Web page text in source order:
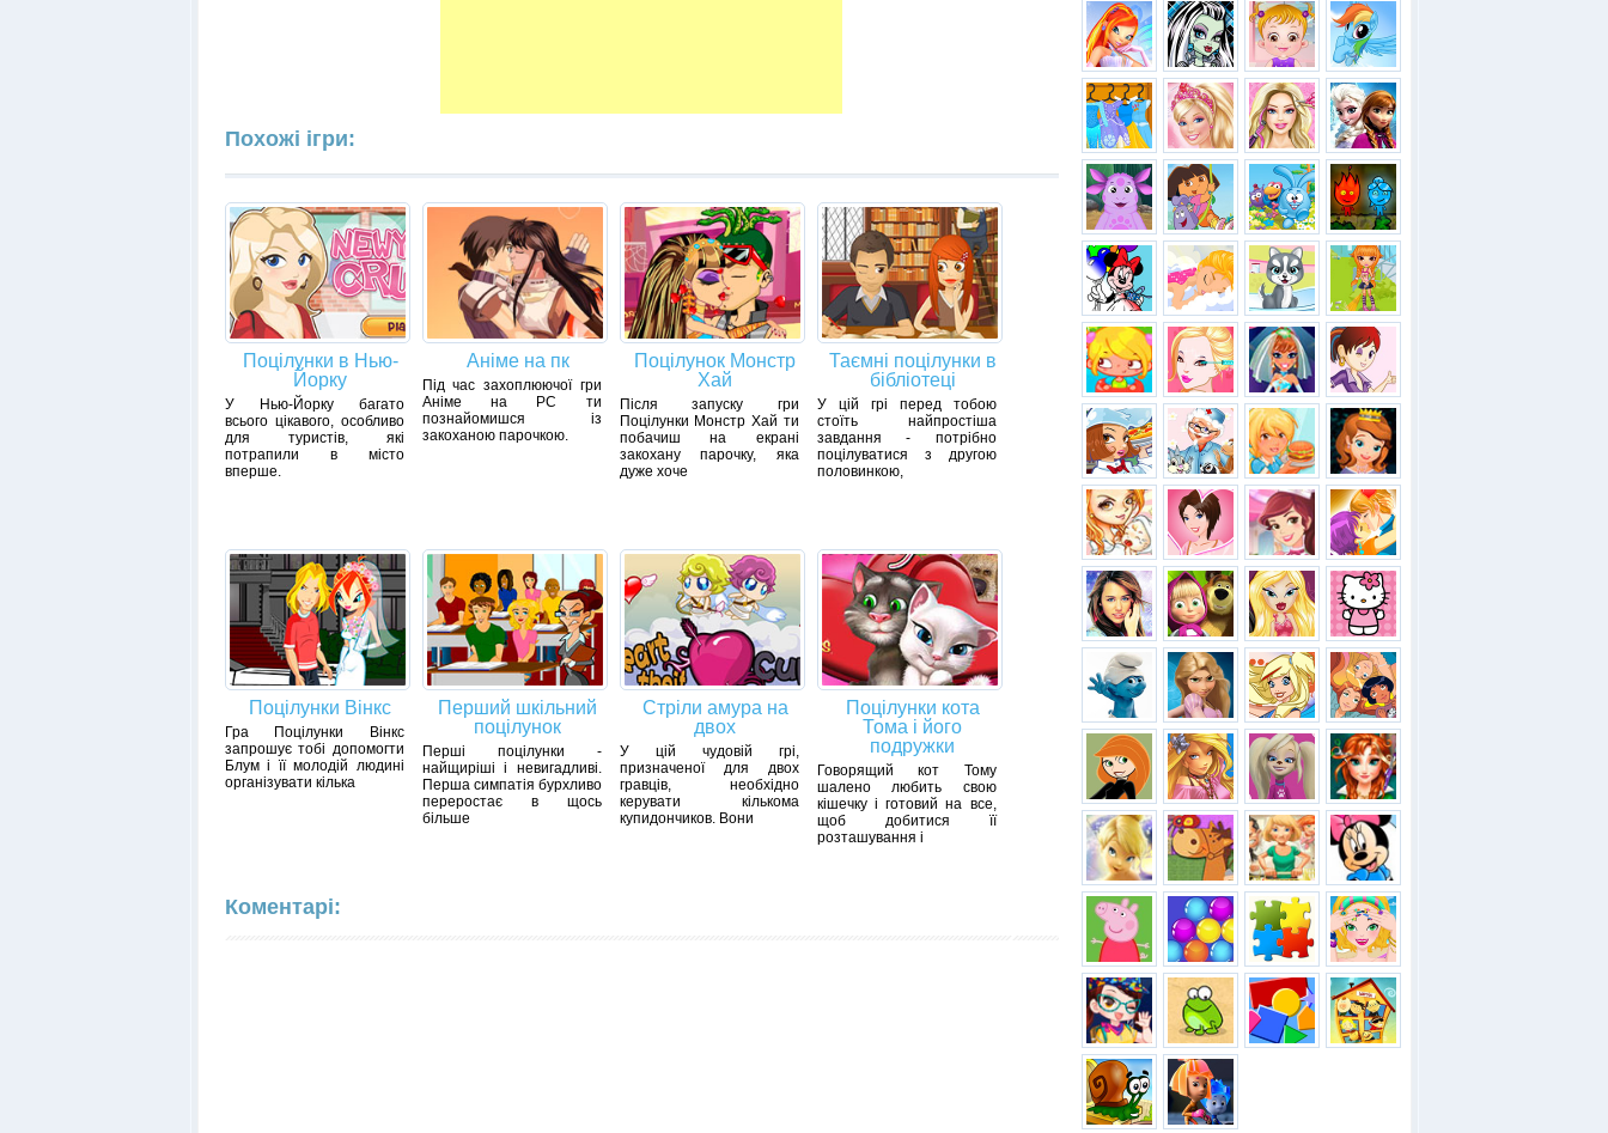
Похожі ігри:
Поцілунки в Нью-
Йорку
У Нью-Йорку багато
всього цікавого, особливо
для туристів, які
потрапили в місто
вперше.
Аніме на пк
Під час захоплюючої гри
Аніме на PC ти
познайомишся із
закоханою парочкою.
Поцілунок Монстр
Хай
Після запуску гри
Поцілунки Монстр Хай ти
побачиш на екрані
закохану парочку, яка
дуже хоче
Таємні поцілунки в
бібліотеці
У цій грі перед тобою
стоїть найпростіша
завдання - потрібно
поцілуватися з другою
половинкою,
Поцілунки Вінкс
Гра Поцілунки Вінкс
запрошує тобі допомогти
Блум і її молодій людині
організувати кілька
Перший шкільний
поцілунок
Перші поцілунки -
найщиріші і невигадливі.
Перша симпатія бурхливо
переростає в щось
більше
Стріли амура на
двох
У цій чудовій грі,
призначеної для двох
гравців, необхідно
керувати кількома
купидончиков. Вони
Поцілунки кота
Тома і його
подружки
Говорящий кот Тому
шалено любить свою
кішечку і готовий на все,
щоб добитися її
розташування і
Коментарі: